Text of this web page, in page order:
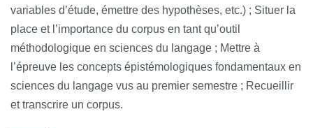
variables d’étude, émettre des hypothèses, etc.) ; Situer la
place et l’importance du corpus en tant qu’outil
méthodologique en sciences du langage ; Mettre à
l’épreuve les concepts épistémologiques fondamentaux en
sciences du langage vus au premier semestre ; Recueillir
et transcrire un corpus.